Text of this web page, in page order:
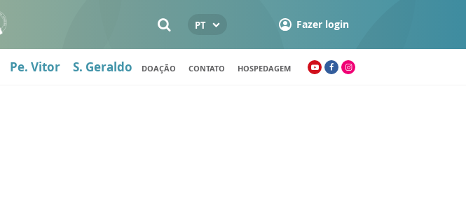
PT Fazer login
Pe. Vitor S. Geraldo DOAÇÃO CONTATO HOSPEDAGEM